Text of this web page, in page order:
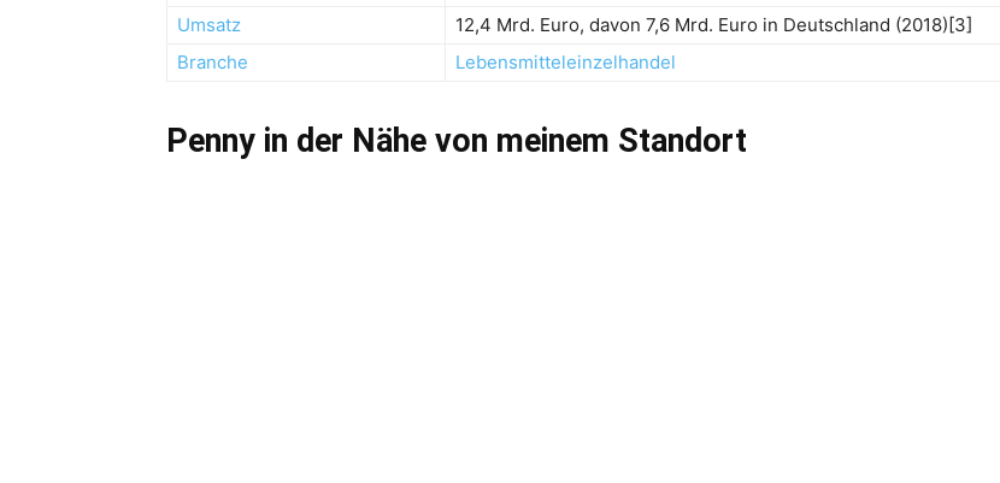
Umsatz
12,4 Mrd. Euro, davon 7,6 Mrd. Euro in Deutschland (2018)[3]
Branche
Lebensmitteleinzelhandel
Penny in der Nähe von meinem Standort